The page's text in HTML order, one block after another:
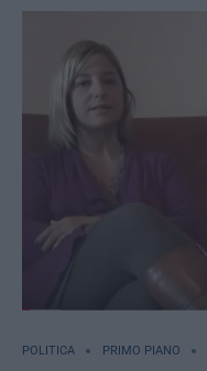
POLITICA PRIMO PIANO